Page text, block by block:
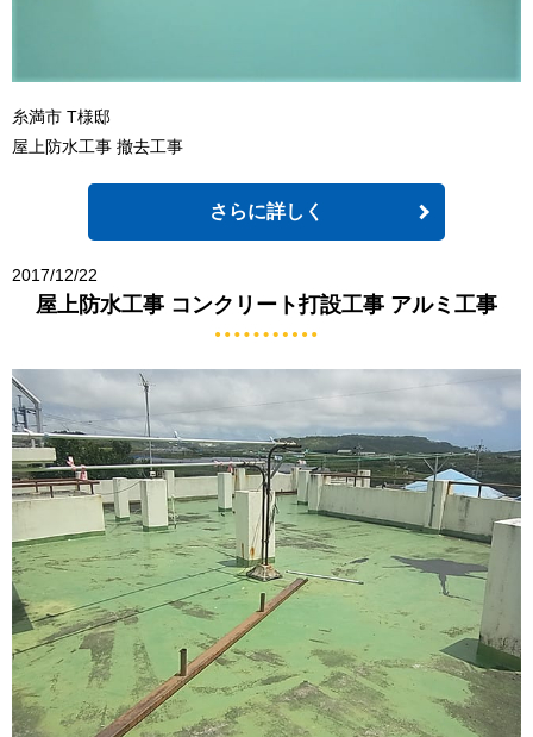
糸満市 T様邸
屋上防水工事 撤去工事
さらに詳しく
2017/12/22
屋上防水工事 コンクリート打設工事 アルミ工事